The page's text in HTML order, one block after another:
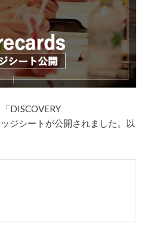
DISCOVERY
ッジシートが公開されました。以